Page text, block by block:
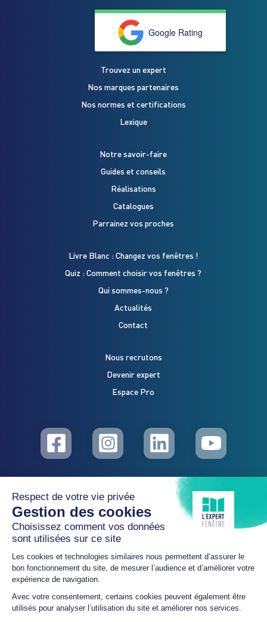
Google Rating
Trouvez un expert
Nos marques partenaires
Nos normes et certifications
Lexique
Notre savoir-faire
Guides et conseils
Réalisations
Catalogues
Parrainez vos proches
Livre Blanc : Changez vos fenêtres !
Quiz : Comment choisir vos fenêtres ?
Qui sommes-nous ?
Actualités
Contact
Nous recrutons
Devenir expert
Espace Pro